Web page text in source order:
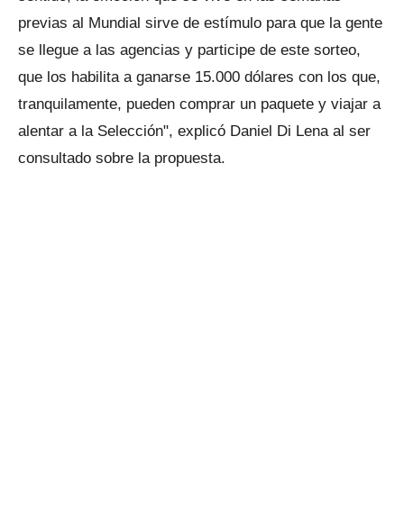
previas al Mundial sirve de estímulo para que la gente
se llegue a las agencias y participe de este sorteo,
que los habilita a ganarse 15.000 dólares con los que,
tranquilamente, pueden comprar un paquete y viajar a
alentar a la Selección", explicó Daniel Di Lena al ser
consultado sobre la propuesta.